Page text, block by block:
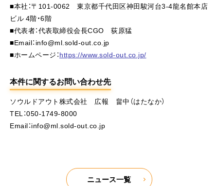
■本社：〒101-0062 東京都千代田区神田駿河台3-4龍名館本店
ビル 4階・6階
■代表者：代表取締役会長CGO 荻原猛
■Email：info@ml.sold-out.co.jp
■ホームページ：https://www.sold-out.co.jp/
本件に関するお問い合わせ先
ソウルドアウト株式会社 広報 畠中（はたなか）
TEL：050-1749-8000
Email：info@ml.sold-out.co.jp
ニュース一覧